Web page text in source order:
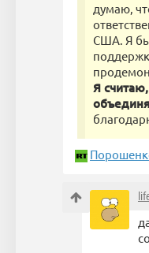
думаю,
США. Я
Я